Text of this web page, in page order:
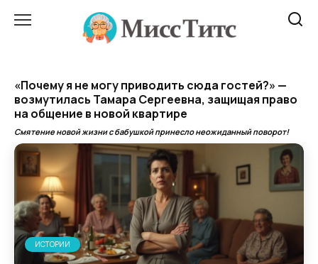
«Почему я не могу приводить сюда гостей?» —
возмутилась Тамара Сергеевна, защищая право
на общение в новой квартире
Смятение новой жизни с бабушкой принесло неожиданный поворот!
ИСТОРИИ